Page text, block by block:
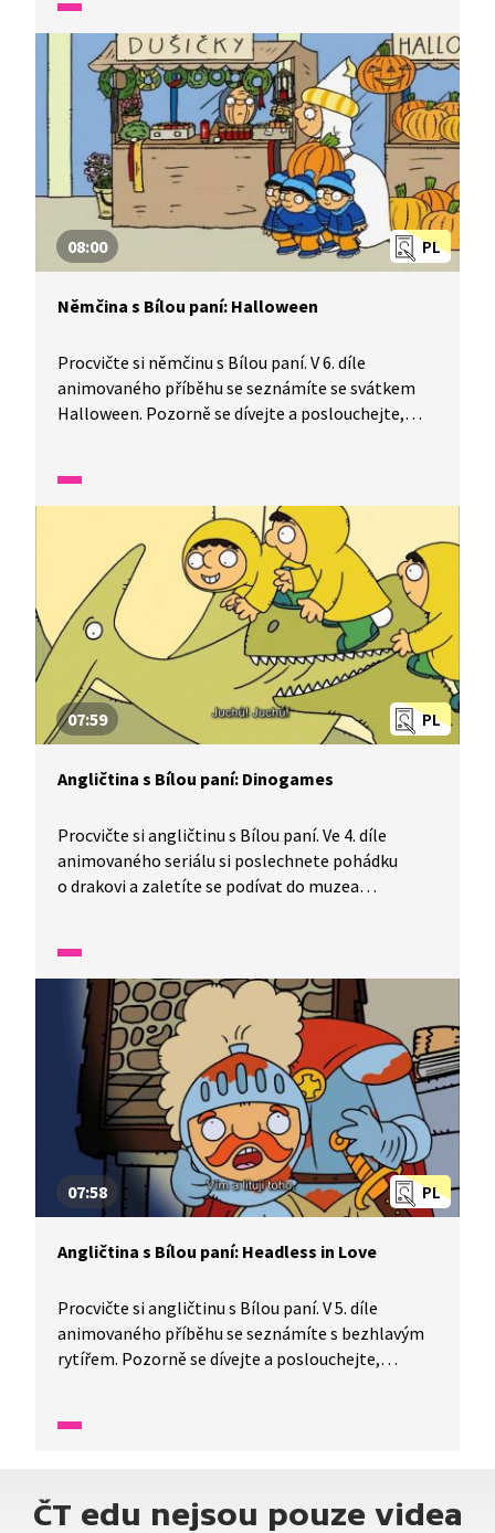
PL
08:00
Němčina s Bílou paní: Halloween
Procvičte si němčinu s Bílou paní. V 6. díle
animovaného příběhu se seznámíte se svátkem
Halloween. Pozorně se dívejte a poslouchejte,
PL
07:59
Angličtina s Bílou paní: Dinogames
Procvičte si angličtinu s Bílou paní. Ve 4. díle
animovaného seriálu si poslechnete pohádku
o drakovi a zaletíte se podívat do muzea
PL
07:58
Angličtina s Bílou paní: Headless in Love
Procvičte si angličtinu s Bílou paní. V 5. díle
animovaného příběhu se seznámíte s bezhlavým
rytířem. Pozorně se dívejte a poslouchejte,
ČT edu nejsou pouze videa